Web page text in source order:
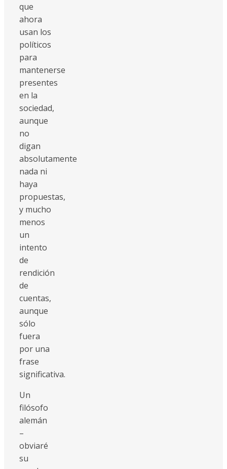
que
ahora
usan los
políticos
para
mantenerse
presentes
en la
sociedad,
aunque
no
digan
absolutamente
nada ni
haya
propuestas,
y mucho
menos
un
intento
de
rendición
de
cuentas,
aunque
sólo
fuera
por una
frase
significativa.
Un
filósofo
alemán
–
obviaré
su